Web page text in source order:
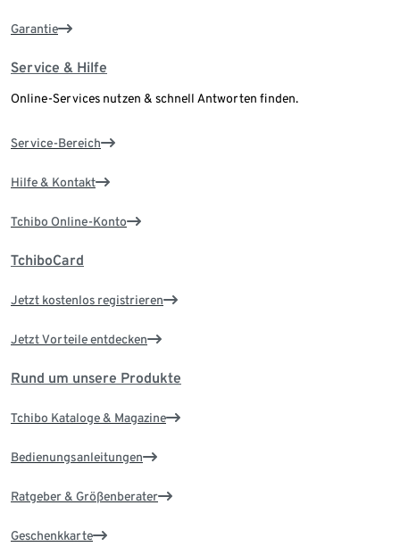
Garantie
Service & Hilfe
Online-Services nutzen & schnell Antworten finden.
Service-Bereich
Hilfe & Kontakt
Tchibo Online-Konto
TchiboCard
Jetzt kostenlos registrieren
Jetzt Vorteile entdecken
Rund um unsere Produkte
Tchibo Kataloge & Magazine
Bedienungsanleitungen
Ratgeber & Größenberater
Geschenkkarte